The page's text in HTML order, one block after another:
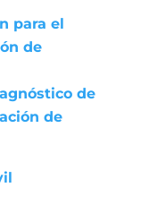
para el
de
de
de